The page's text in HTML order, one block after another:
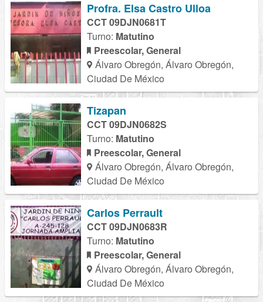
Profra. Elsa Castro Ulloa
CCT 09DJN0681T
Turno: Matutino
Preescolar, General
Álvaro Obregón, Álvaro Obregón,
Ciudad De México
Tizapan
CCT 09DJN0682S
Turno: Matutino
Preescolar, General
Álvaro Obregón, Álvaro Obregón,
Ciudad De México
Carlos Perrault
CCT 09DJN0683R
Turno: Matutino
Preescolar, General
Álvaro Obregón, Álvaro Obregón,
Ciudad De México